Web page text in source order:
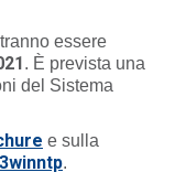
essere
. È prevista una
del Sistema
e sulla
.